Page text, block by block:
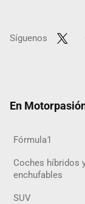
Síguenos
En
Fórmula1
Coches híbridos
enchufables
SUV